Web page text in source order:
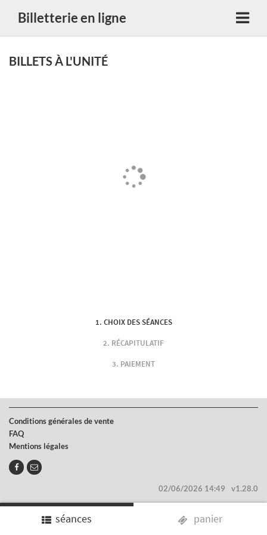
Billetterie en ligne
séances panier
BILLETS À L'UNITÉ
CHOIX DES SÉANCES
RÉCAPITULATIF
PAIEMENT
Conditions générales de vente
FAQ
Mentions légales
02/06/2026 14:49 v1.28.0